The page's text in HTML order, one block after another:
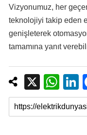
Vizyonumuz, her
teknolojiyi takip eden
genişleterek
tamamına yanıt
X
W
h
at
n
k